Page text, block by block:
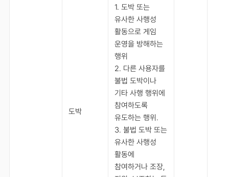
도박
1. 도박 또는
유사한 사행성
활동으로 게임
운영을 방해하는
행위
2. 다른 사용자를
불법 도박이나
기타 사행 행위에
참여하도록
유도하는 행위.
3. 불법 도박 또는
유사한 사행성
활동에
참여하거나 조장,